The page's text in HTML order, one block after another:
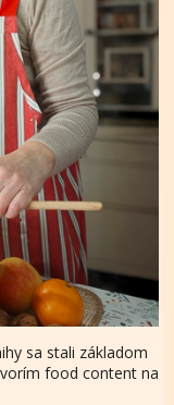
sa stali základom
food content na